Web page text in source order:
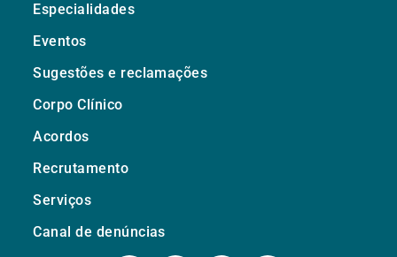
Especialidades
Eventos
Sugestões e reclamações
Corpo Clínico
Acordos
Recrutamento
Serviços
Canal de denúncias